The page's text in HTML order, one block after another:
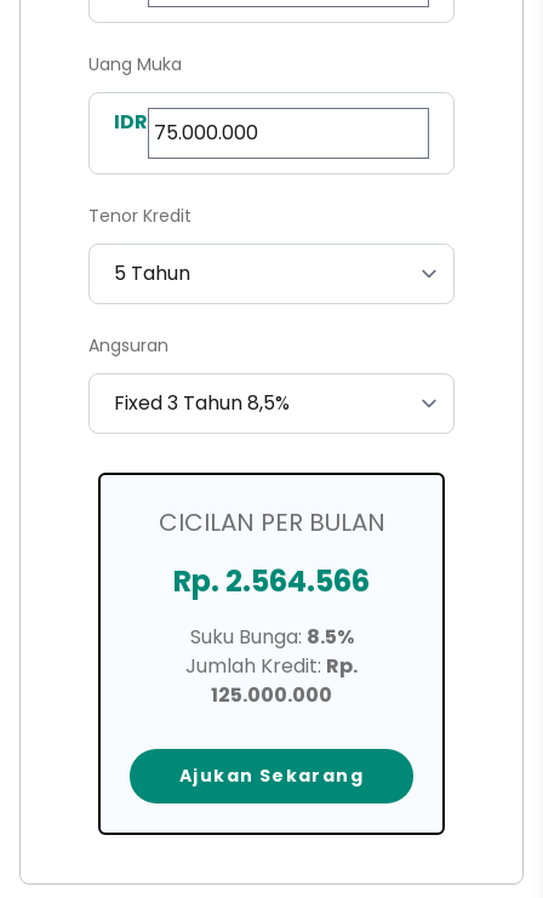
Uang Muka
IDR
Tenor Kredit
Angsuran
CICILAN PER BULAN
Rp. 2.564.566
Suku Bunga: 8.5%
Jumlah Kredit: Rp.
125.000.000
Ajukan Sekarang